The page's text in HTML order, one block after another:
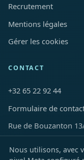
Recrutement
Mentions légales
Gérer les cookies
CONTACT
+32 65 22 92 44
Formulaire de
Rue de Bouzanton
LinkedInFacebook
Nous utilisons, avec